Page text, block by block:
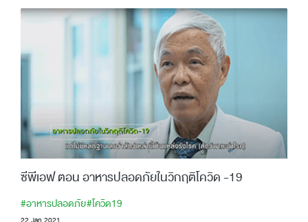
ซีพีเอฟ ตอน อาหารปลอดภัยในวิกฤติโควิด -19
#อาหารปลอดภัย#โควิด19